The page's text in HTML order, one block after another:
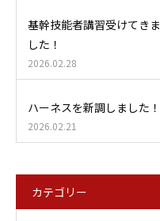
基幹技能者講習受けてきま
した！
2026.02.28
ハーネスを新調しました！
2026.02.21
カテゴリー